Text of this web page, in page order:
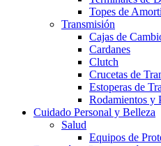
Topes de
Transmisión
Cajas de
Cardanes
Clutch
Crucetas de
Estoperas de
Rodamientos y
Cuidado Personal y Belleza
Salud
Equipos de